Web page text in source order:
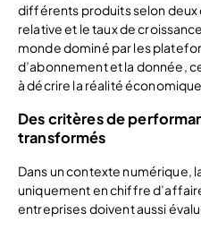
différents produits selon deux
relative et le taux de
monde dominé par les
d’abonnement et la donnée,
à décrire la réalité
Des critères de
transformés
Dans un contexte numérique,
uniquement en chiffre
entreprises doivent aussi